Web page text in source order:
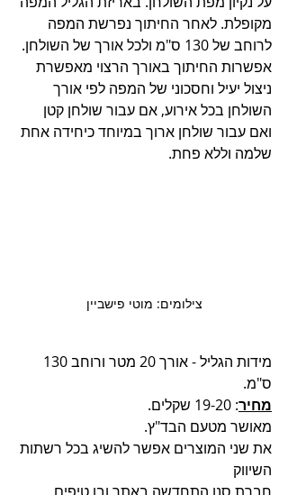
מקופלת. לאחר החיתוך נפרשת המפה
לרוחב של 130 ס"מ ולכל אורך של השולחן.
אפשרות החיתוך באורך הרצוי מאפשרת
ניצול יעיל וחסכוני של המפה לפי אורך
השולחן בכל אירוע, אם עבור שולחן קטן
ואם עבור שולחן ארוך במיוחד כיחידה אחת
שלמה וללא פחת.
צילומים: מוטי פישביין
ס"מ.
מחיר: 19-20 שקלים.
מאושר מטעם הבד"ץ.
את שני המוצרים אפשר להשיג בכל רשתות
השיווק